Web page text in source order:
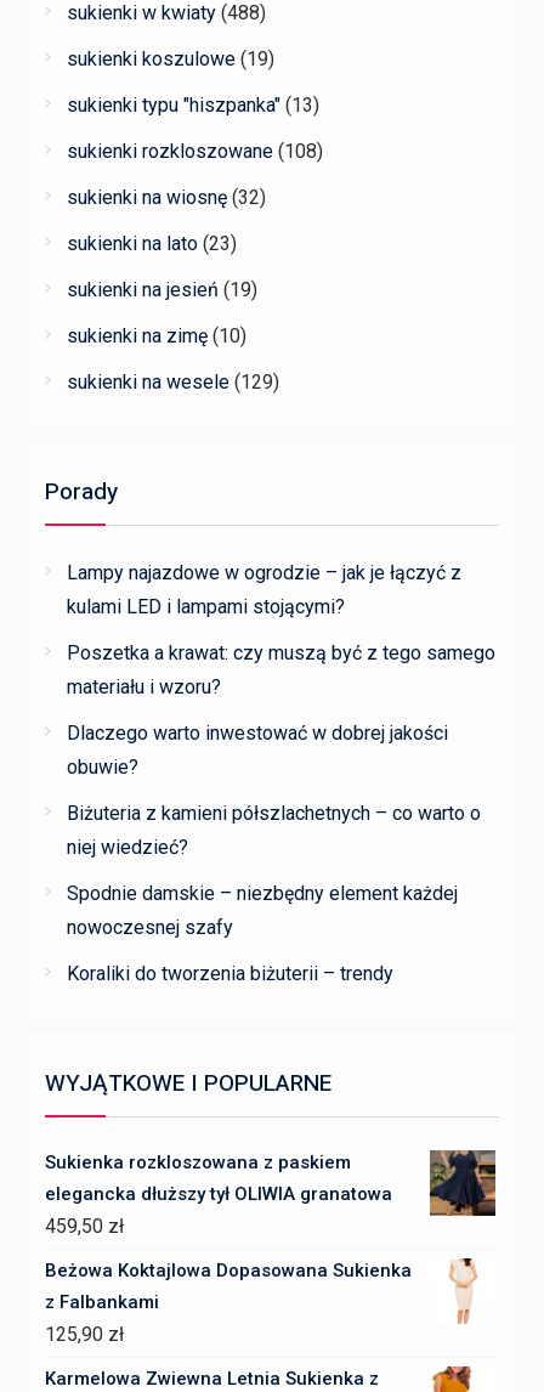
sukienki w kwiaty (488)
sukienki koszulowe (19)
sukienki typu "hiszpanka" (13)
sukienki rozkloszowane (108)
sukienki na wiosnę (32)
sukienki na lato (23)
sukienki na jesień (19)
sukienki na zimę (10)
sukienki na wesele (129)
Porady
Lampy najazdowe w ogrodzie – jak je łączyć z
kulami LED i lampami stojącymi?
Poszetka a krawat: czy muszą być z tego samego
materiału i wzoru?
Dlaczego warto inwestować w dobrej jakości
obuwie?
Biżuteria z kamieni półszlachetnych – co warto o
niej wiedzieć?
Spodnie damskie – niezbędny element każdej
nowoczesnej szafy
Koraliki do tworzenia biżuterii – trendy
WYJĄTKOWE I POPULARNE
Sukienka rozkloszowana z paskiem
elegancka dłuższy tył OLIWIA granatowa
459,50 zł
Beżowa Koktajlowa Dopasowana Sukienka
z Falbankami
125,90 zł
Karmelowa Zwiewna Letnia Sukienka z